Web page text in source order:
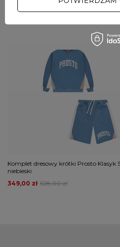
Komplet dresowy krótki Prosto Klasyk
niebieski
528,00 zł
349,00 zł